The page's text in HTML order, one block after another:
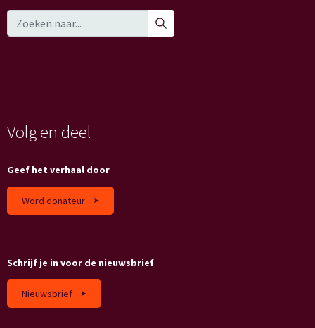
Volg en deel
Geef het verhaal door
Word donateur
Schrijf je in voor de nieuwsbrief
Nieuwsbrief